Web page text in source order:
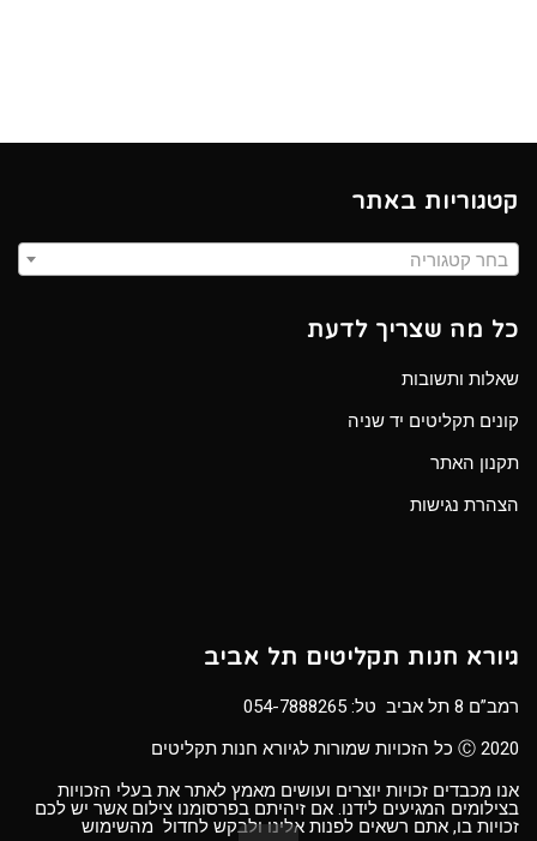
קטגוריות באתר
בחר קטגוריה
כל מה שצריך לדעת
שאלות ותשובות
קונים תקליטים יד שניה
תקנון האתר
הצהרת נגישות
גיורא חנות תקליטים תל אביב
רמב”ם 8 תל אביב טל:
054-7888265
Ⓒ 2020 כל הזכויות שמורות לגיורא חנות תקליטים
אנו מכבדים זכויות יוצרים ועושים מאמץ לאתר את בעלי הזכויות
בצילומים המגיעים לידנו. אם זיהיתם בפרסומנו צילום אשר יש לכם
זכויות בו, אתם רשאים לפנות אלינו ולבקש לחדול מהשימוש